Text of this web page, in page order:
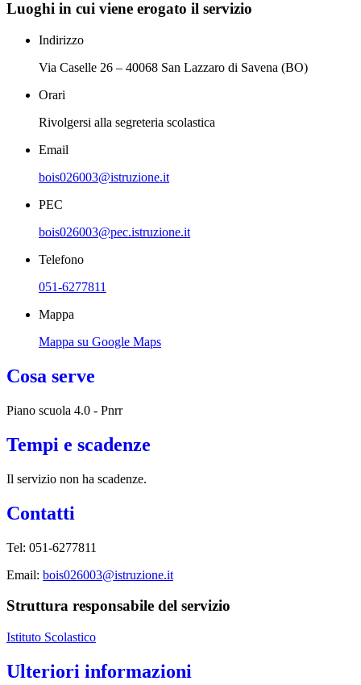
Luoghi in cui viene erogato il servizio
Indirizzo
Via Caselle 26 – 40068 San Lazzaro di Savena (BO)
Orari
Rivolgersi alla segreteria scolastica
Email
bois026003@istruzione.it
PEC
bois026003@pec.istruzione.it
Telefono
051-6277811
Mappa
Mappa su Google Maps
Cosa serve
Piano scuola 4.0 - Pnrr
Tempi e scadenze
Il servizio non ha scadenze.
Contatti
Tel: 051-6277811
Email: bois026003@istruzione.it
Struttura responsabile del servizio
Istituto Scolastico
Ulteriori informazioni